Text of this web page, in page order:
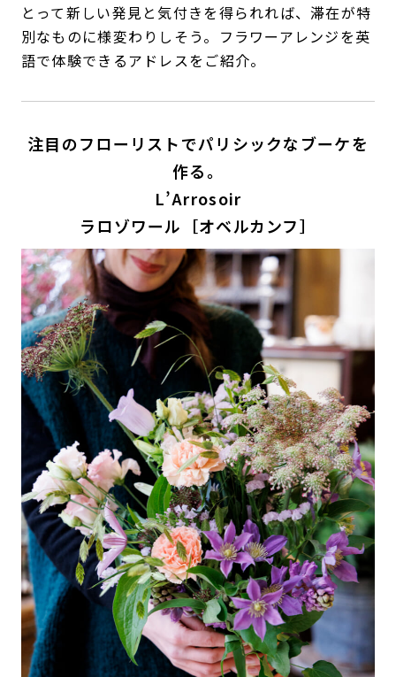
とって新しい発見と気付きを得られれば、滞在が特
別なものに様変わりしそう。フラワーアレンジを英
語で体験できるアドレスをご紹介。
注目のフローリストでパリシックなブーケを
作る。
L’Arrosoir
ラロゾワール［オベルカンフ］